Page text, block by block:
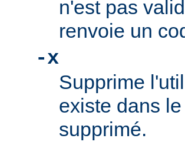
n'est pas
renvoie un
-x
Supprime
existe dans
supprimé.